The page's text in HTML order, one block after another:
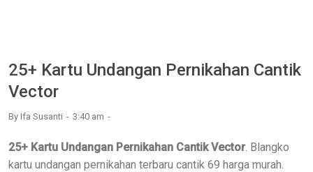
25+ Kartu Undangan Pernikahan Cantik
Vector
By Ifa Susanti 3:40 am
25+ Kartu Undangan Pernikahan Cantik Vector. Blangko
kartu undangan pernikahan terbaru cantik 69 harga murah.